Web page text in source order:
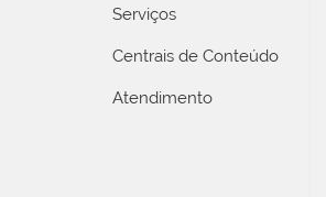
Serviços
Centrais de Conteúdo
Atendimento